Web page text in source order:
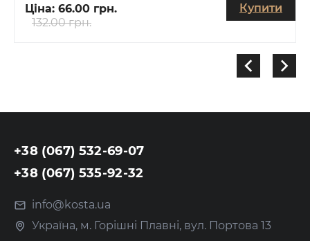
Ціна: 66.00 грн.
132.00 грн.
Купити
+38 (067) 532-69-07
+38 (067) 535-92-32
info@kosta.ua
Україна, м. Горішні Плавні, вул. Портова 13